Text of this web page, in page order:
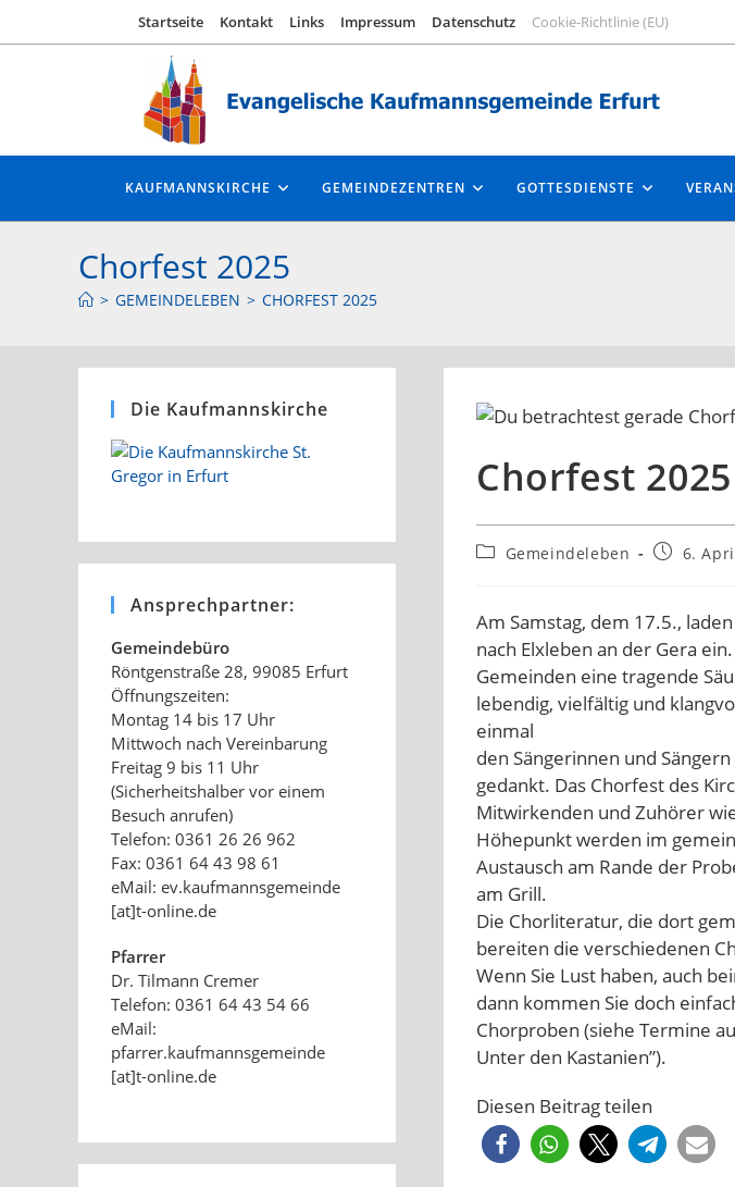
Startseite Kontakt Links Impressum Datenschutz Cookie-Richtlinie (EU)
KAUFMANNSKIRCHE GEMEINDEZENTREN GOTTESDIENSTE
Chorfest 2025
> GEMEINDELEBEN > CHORFEST 2025
Chorfest 2025
Beitrags-
Gemeindeleben
Beitrag
6.
Am Samstag, dem 17.5.,
nach Elxleben an der Gera
Gemeinden eine tragende
lebendig, vielfältig und
einmal
den Sängerinnen und
gedankt. Das Chorfest des
Mitwirkenden und Zuhörer
Höhepunkt werden im
Austausch am Rande der
am Grill.
Die Chorliteratur, die dort
bereiten die verschiedenen
Wenn Sie Lust haben, auch
dann kommen Sie doch
Chorproben (siehe Termine
Unter den Kastanien”).
Diesen Beitrag teilen
Die Kaufmannskirche
Ansprechpartner:
Gemeindebüro
Röntgenstraße 28, 99085 Erfurt
Öffnungszeiten:
Montag 14 bis 17 Uhr
Mittwoch nach Vereinbarung
Freitag 9 bis 11 Uhr
(Sicherheitshalber vor einem
Besuch anrufen)
Telefon: 0361 26 26 962
Fax: 0361 64 43 98 61
eMail: ev.kaufmannsgemeinde
[at]t-online.de
Pfarrer
Dr. Tilmann Cremer
Telefon: 0361 64 43 54 66
eMail:
pfarrer.kaufmannsgemeinde
[at]t-online.de